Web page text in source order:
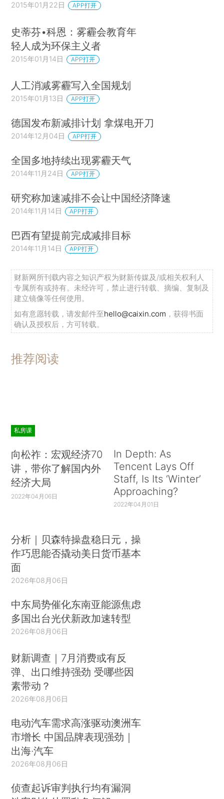
2015年01月22日 APP打开
史蒂芬•科恩：雾霾会教育年
轻人成为环保主义者
2015年01月14日 APP打开
人工消减雾霾写入全国规划
2015年01月13日 APP打开
德国发布新减排计划 拿煤电开刀
2014年12月04日 APP打开
全国多地持续出现雾霾天气
2014年11月24日 APP打开
研究称加速减排不会让中国经济降速
2014年11月14日 APP打开
巴西有望提前完成减排目标
2014年11月14日 APP打开
财新网所刊载内容之知识产权为财新传媒及/或相关权利人
专属所有或持有。未经许可，禁止进行转载、摘编、复制及
建立镜像等任何使用。
如有意愿转载，请发邮件至hello@caixin.com ，获得书面
确认及授权后，方可转载。
推荐阅读
私房课
向松祚：宏观经济70
讲，带你了解国内外
经济大局
2022年04月06日
In Depth: As
Tencent Lays Off
Staff, Is Its ‘Winter’
Approaching?
2022年04月01日
分析｜贝森特操盘稳日元，操
作巧思能否撬动美日货币基本
面
2026年08月06日
中东局势催化东南亚能源焦虑
多国出台光伏新政加速转型
2026年08月06日
财新调查｜7月消费或有反
弹、出口维持强劲 受哪些因
素带动？
2026年08月06日
电动汽车需求高涨驱动澳洲车
市增长 中国品牌表现强劲｜
出海·汽车
2026年08月06日
侦查起诉审判执行均有漏洞